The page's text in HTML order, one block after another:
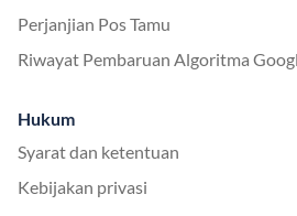
Perjanjian Pos Tamu
Riwayat Pembaruan Algoritma
Hukum
Syarat dan ketentuan
Kebijakan privasi